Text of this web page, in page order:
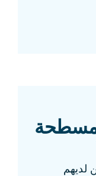
لديهم